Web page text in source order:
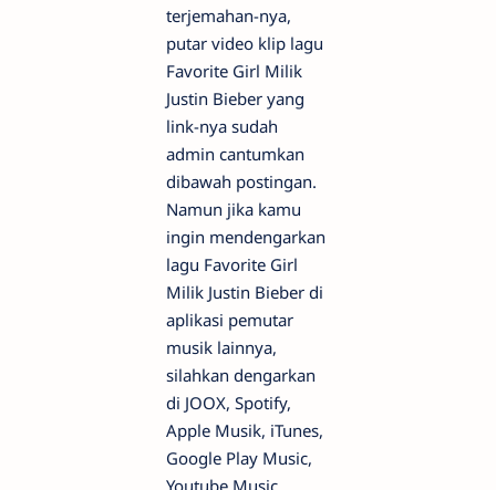
terjemahan-nya,
putar video klip lagu
Favorite Girl Milik
Justin Bieber yang
link-nya sudah
admin cantumkan
dibawah postingan.
Namun jika kamu
ingin mendengarkan
lagu Favorite Girl
Milik Justin Bieber di
aplikasi pemutar
musik lainnya,
silahkan dengarkan
di JOOX, Spotify,
Apple Musik, iTunes,
Google Play Music,
Youtube Music,